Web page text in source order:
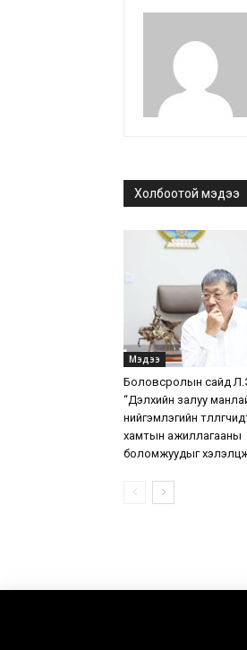
Холбоотой мэдээ
Мэдээ
Боловсролын сайд
“Дэлхийн залуу
нийгэмлэгийн
хамтын ажиллагааны
боломжуудыг